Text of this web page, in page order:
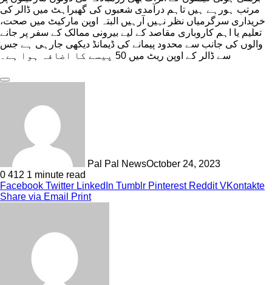
مرتب ہورہے ہیں تاہم درآمدی شعبوں کی گھبراہٹ میں ڈالر کی
خریداری سرگرمیاں نظر نہیں آرہیں البتہ اوپن مارکیٹ میں صحت،
تعلیم یا اہم کاروباری مقاصد کے لیے بیرونی ممالک کے سفر پر جانے
والوں کی جانب سے محدود پیمانے کی ڈیمانڈ دیکھی جارہی ہے جس
سے ڈالر کے اوپن ریٹ میں 50 پیسے کا اضافہ ہوا ہے۔
Pal Pal NewsOctober 24, 2023
0 412 1 minute read
Facebook Twitter LinkedIn Tumblr Pinterest Reddit VKontakte
Share via Email
Print